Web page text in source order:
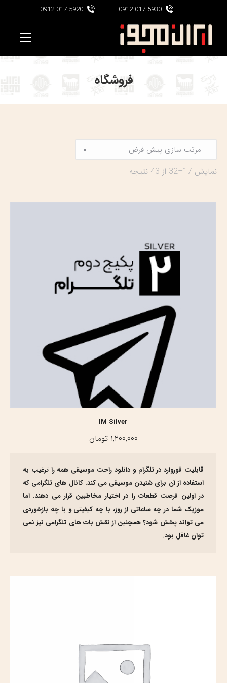
5930 017 0912
5920 017 0912
فروشگاه
نمایش 17–32 از 43 نتیجه
IM Silver
۱,۲۰۰,۰۰۰ تومان
قابلیت فوروارد در تلگرام و دانلود راحت موسیقی همه را ترغیب به
استفاده از آن برای شنیدن موسیقی می کند. کانال های تلگرامی که
در اولین فرصت قطعات را در اختیار مخاطبین قرار می دهند. اما
موزیک شما در چه ساعاتی از روز، با چه کیفیتی و با چه بازخوردی
می تواند پخش شود؟ همچنین از نقش بات های تلگرامی نیز نمی
توان غافل بود.